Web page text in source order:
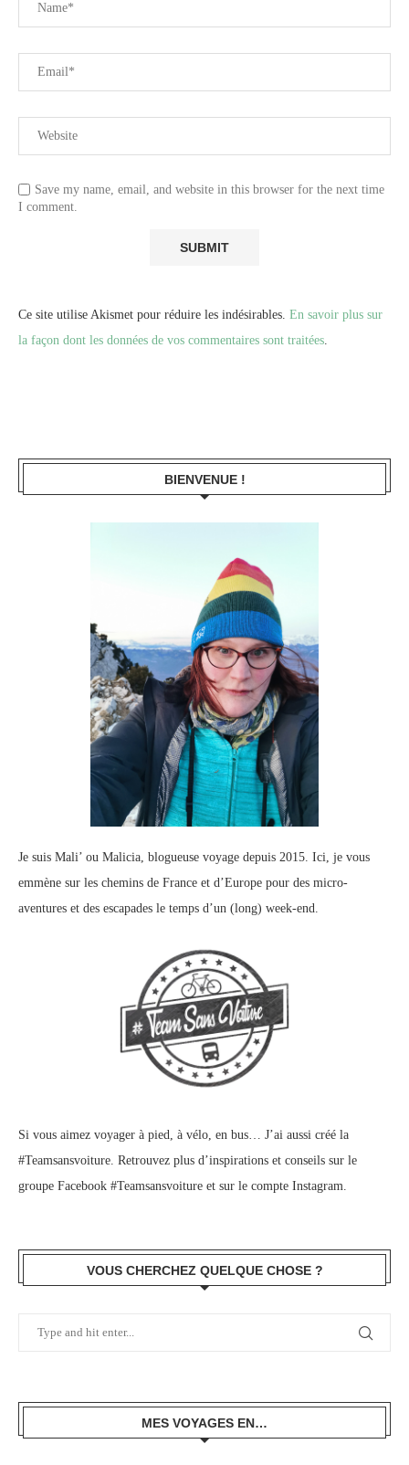
Save my name, email, and website in this browser for the next time
I comment.
Ce site utilise Akismet pour réduire les indésirables. En savoir plus sur
la façon dont les données de vos commentaires sont traitées
BIENVENUE !
Je suis Mali’ ou Malicia, blogueuse voyage depuis 2015. Ici, je vous
emmène sur les chemins de France et d’Europe pour des micro-
aventures et des escapades le temps d’un (long) week-end.
Si vous aimez voyager à pied, à vélo, en bus… J’ai aussi créé la
#Teamsansvoiture. Retrouvez plus d’inspirations et conseils sur le
groupe Facebook #Teamsansvoiture et sur le compte Instagram
VOUS CHERCHEZ QUELQUE CHOSE ?
MES VOYAGES EN…